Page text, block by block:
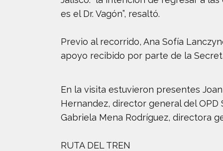
es el Dr. Vagón”, resaltó.
Previo al recorrido, Ana Sofía
apoyo recibido por parte de la
En la visita estuvieron presentes
Hernandez, director general del OPD
Gabriela Mena Rodríguez, directora
RUTA DEL TREN